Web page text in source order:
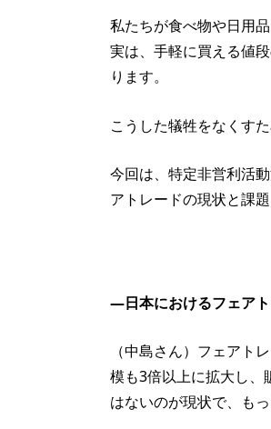
私たちが食べ物や日用
実は、手軽に買える値
ります。
こうした犠牲をなくす
今回は、特定非営利活
アトレードの現状と課
—日本におけるフェアト
（中島さん）フェアト
模も3倍以上に拡大し、
はないのが現状で、も